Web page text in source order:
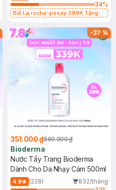
34%
Bill La roche-posay 399K Tặng
(SL có hạn)
-37%
351.000 ₫560.000 ₫
Bioderma
Nước Tẩy Trang Bioderma
Dành Cho Da Nhạy Cảm 500ml
4.9 (228)
832/tháng